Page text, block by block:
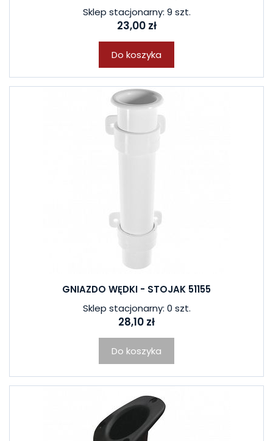
Sklep stacjonarny: 9 szt.
23,00 zł
Do koszyka
GNIAZDO WĘDKI - STOJAK 51155
Sklep stacjonarny: 0 szt.
28,10 zł
Do koszyka